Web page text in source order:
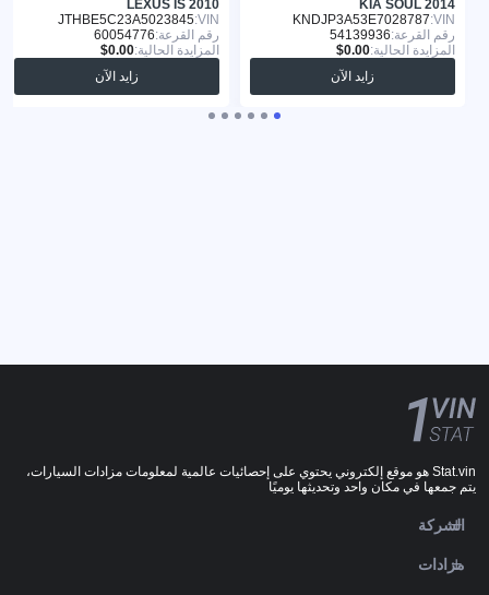
KIA SOUL 2014
VIN:
KNDJP3A53E7028787
رقم القرعة:54139936
المزايدة الحالية:
زايد الآن
LEXUS IS 2010
VIN:
JTHBE5C23A5023845
رقم القرعة:60054776
المزايدة الحالية:
زايد الآن
Stat.vin هو موقع إلكتروني يحتوي على إحصائيات عالمية لمعلومات مزادات السيارات،
يتم جمعها في مكان واحد وتحديثها يوميًا
الشركة
مزادات